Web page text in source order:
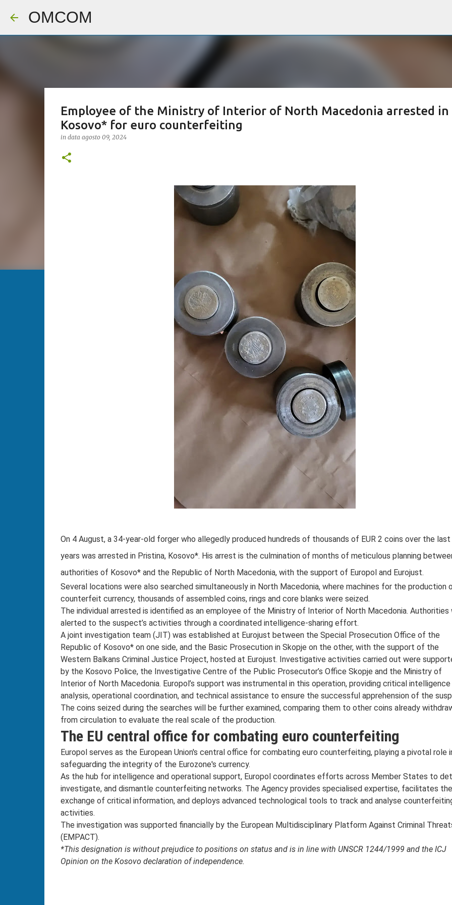
OMCOM
Employee of the Ministry of Interior of North Macedonia arrested in
Kosovo* for euro counterfeiting
in data agosto 09, 2024
On 4 August, a 34-year-old forger who allegedly produced hundreds of thousands of EUR 2 coins over the
years was arrested in Pristina, Kosovo*. His arrest is the culmination of months of meticulous planning
authorities of Kosovo* and the Republic of North Macedonia, with the support of Europol and Eurojust.
Several locations were also searched simultaneously in North Macedonia, where machines for the production
counterfeit currency, thousands of assembled coins, rings and core blanks were seized.
The individual arrested is identified as an employee of the Ministry of Interior of North Macedonia. Authorities
alerted to the suspect’s activities through a coordinated intelligence-sharing effort.
A joint investigation team (JIT) was established at Eurojust between the Special Prosecution Office of the
Republic of Kosovo* on one side, and the Basic Prosecution in Skopje on the other, with the support of the
Western Balkans Criminal Justice Project, hosted at Eurojust. Investigative activities carried out were
by the Kosovo Police, the Investigative Centre of the Public Prosecutor’s Office Skopje and the Ministry of
Interior of North Macedonia. Europol’s support was instrumental in this operation, providing critical intelligence
analysis, operational coordination, and technical assistance to ensure the successful apprehension of the
The coins seized during the searches will be further examined, comparing them to other coins already
from circulation to evaluate the real scale of the production.
The EU central office for combating euro counterfeiting
Europol serves as the European Union's central office for combating euro counterfeiting, playing a pivotal role
safeguarding the integrity of the Eurozone's currency.
As the hub for intelligence and operational support, Europol coordinates efforts across Member States to
investigate, and dismantle counterfeiting networks. The Agency provides specialised expertise, facilitates the
exchange of critical information, and deploys advanced technological tools to track and analyse
activities.
The investigation was supported financially by the European Multidisciplinary Platform Against Criminal
(EMPACT).
*This designation is without prejudice to positions on status and is in line with UNSCR 1244/1999 and the ICJ
Opinion on the Kosovo declaration of independence.